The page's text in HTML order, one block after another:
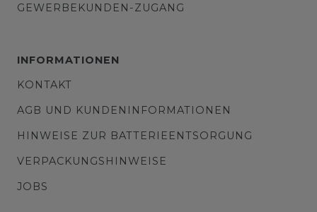
GEWERBEKUNDEN-ZUGANG
INFORMATIONEN
KONTAKT
AGB UND KUNDENINFORMATIONEN
HINWEISE ZUR BATTERIEENTSORGUNG
VERPACKUNGSHINWEISE
JOBS